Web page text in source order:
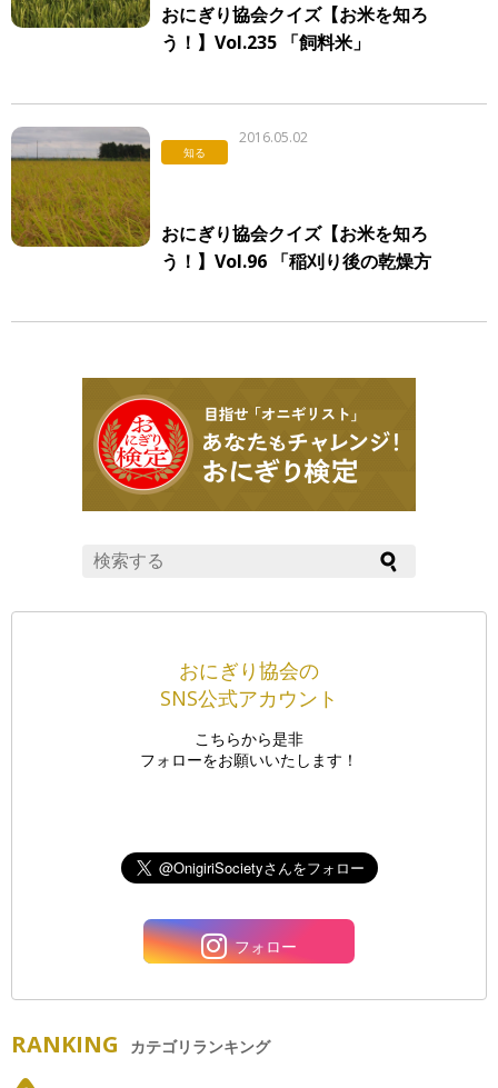
おにぎり協会クイズ【お米を知ろ
う！】Vol.235 「飼料米」
知る
2016.05.02
おにぎり協会クイズ【お米を知ろ
う！】Vol.96 「稲刈り後の乾燥方
おにぎり協会の
SNS公式アカウント
こちらから是非
フォローをお願いいたします！
フォロー
RANKING カテゴリランキング